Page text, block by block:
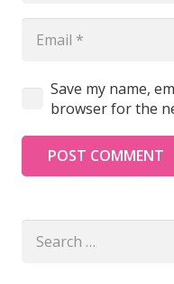
Save my name,
browser for the
POST COMMENT